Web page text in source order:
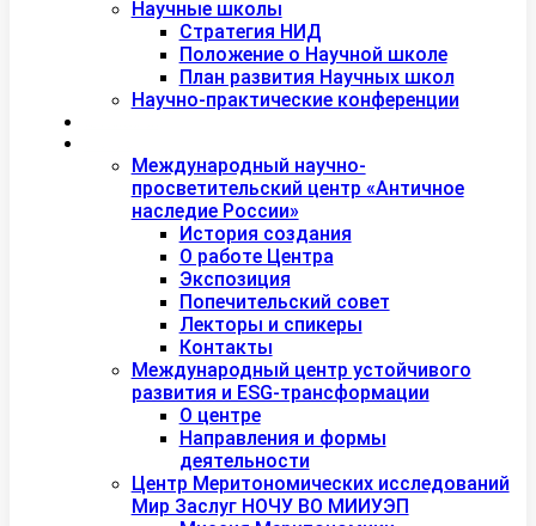
Научные школы
Стратегия НИД
Положение о Научной школе
План развития Научных школ
Научно-практические конференции
Международный научно-
просветительский центр «Античное
наследие России»
История создания
О работе Центра
Экспозиция
Попечительский совет
Лекторы и спикеры
Контакты
Международный центр устойчивого
развития и ESG-трансформации
О центре
Направления и формы
деятельности
Центр Меритономических исследований
Мир Заслуг НОЧУ ВО МИИУЭП